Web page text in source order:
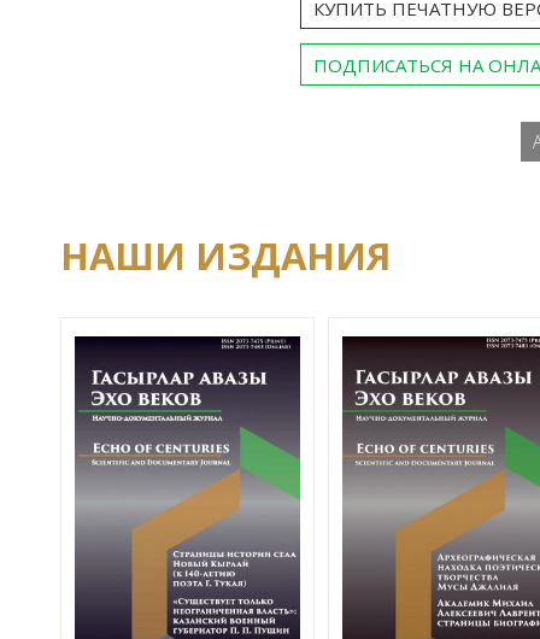
КУПИТЬ ПЕЧАТНУЮ
ПОДПИСАТЬСЯ НА
НАШИ ИЗДАНИЯ